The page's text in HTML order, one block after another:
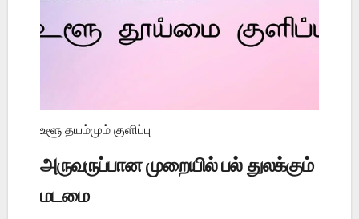
உளூ தயம்மும் குளிப்பு
அருவருப்பான முறையில் பல் துலக்கும்
மடமை